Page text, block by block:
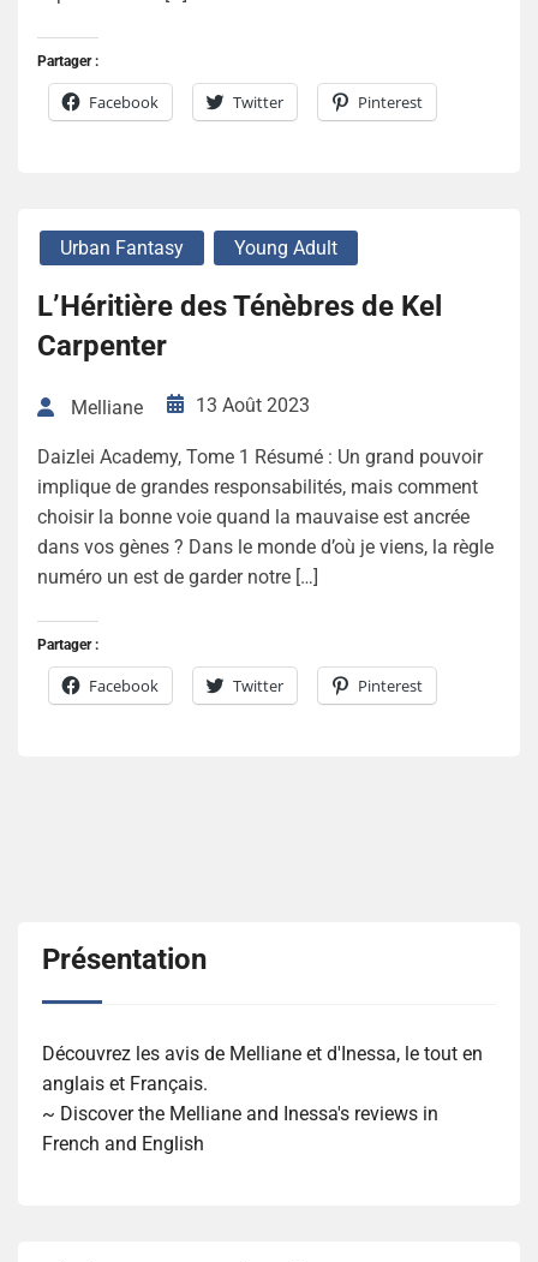
Partager :
Facebook Twitter Pinterest
Urban Fantasy Young Adult
L’Héritière des Ténèbres de Kel
Carpenter
Melliane 13 Août 2023
Daizlei Academy, Tome 1 Résumé : Un grand pouvoir
implique de grandes responsabilités, mais comment
choisir la bonne voie quand la mauvaise est ancrée
dans vos gènes ? Dans le monde d’où je viens, la règle
numéro un est de garder notre […]
Partager :
Facebook Twitter Pinterest
Présentation
Découvrez les avis de Melliane et d'Inessa, le tout en
anglais et Français.
~ Discover the Melliane and Inessa's reviews in
French and English